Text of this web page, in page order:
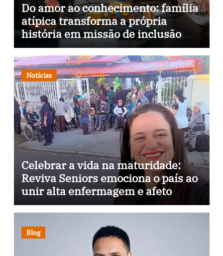
Do amor ao conhecimento: família
atípica transforma a própria
história em missão de inclusão
através da psicopedagogia, podcast
e arte nas ruas
Notícias
Celebrar a vida na maturidade:
Reviva Seniors emociona o país ao
unir alta enfermagem e afeto
Blog